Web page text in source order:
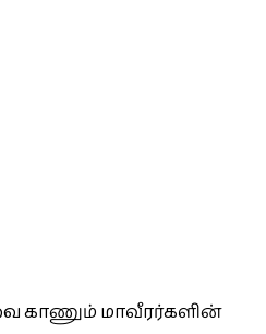
காணும் மாவீரர்களின்